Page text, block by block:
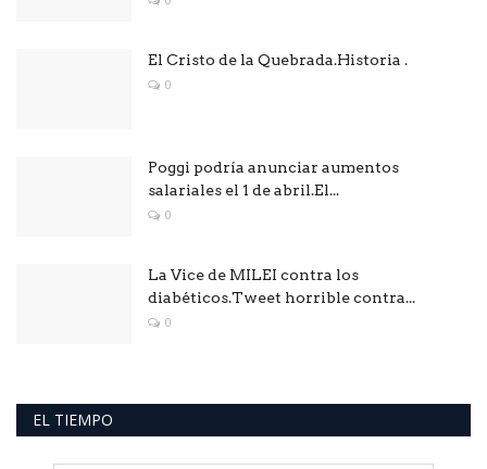
El Cristo de la Quebrada.Historia .
0
Poggi podría anunciar aumentos
salariales el 1 de abril.El...
0
La Vice de MILEI contra los
diabéticos.Tweet horrible contra...
0
EL TIEMPO